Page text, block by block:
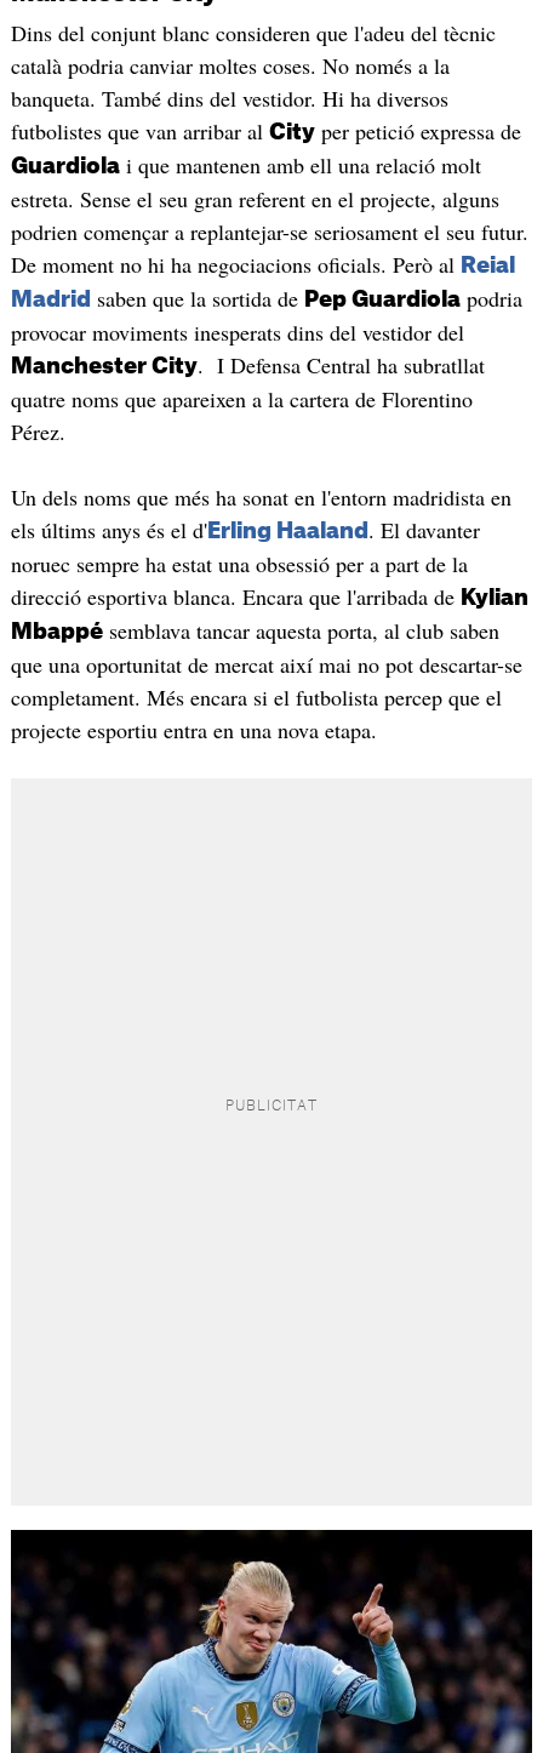
Dins del conjunt blanc consideren que l'adeu del tècnic
català podria canviar moltes coses. No només a la
banqueta. També dins del vestidor. Hi ha diversos
futbolistes que van arribar al Cityper petició expressa de
Guardiolai que mantenen amb ell una relació molt
estreta. Sense el seu gran referent en el projecte, alguns
podrien començar a replantejar-se seriosament el seu futur.
De moment no hi ha negociacions oficials. Però al Reial
Madrid saben que la sortida de Pep Guardiolapodria
provocar moviments inesperats dins del vestidor del
Manchester City. I Defensa Central ha subratllat
quatre noms que apareixen a la cartera de Florentino
Pérez.
Un dels noms que més ha sonat en l'entorn madridista en
els últims anys és el d'Erling Haaland . El davanter
noruec sempre ha estat una obsessió per a part de la
direcció esportiva blanca. Encara que l'arribada de Kylian
Mbappésemblava tancar aquesta porta, al club saben
que una oportunitat de mercat així mai no pot descartar-se
completament. Més encara si el futbolista percep que el
projecte esportiu entra en una nova etapa.